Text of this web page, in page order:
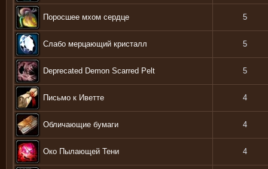
Поросшее мхом сердце 5
Слабо мерцающий кристалл 5
Deprecated Demon Scarred Pelt 5
Письмо к Иветте 4
Обличающие бумаги 4
Око Пылающей Тени 4